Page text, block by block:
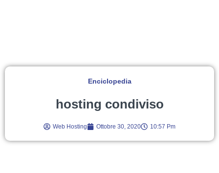
Enciclopedia
hosting condiviso
Web Hosting Ottobre 30, 2020 10:57 Pm